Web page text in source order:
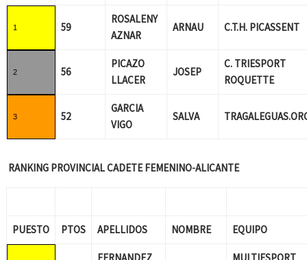
1 59
ROSALENY
AZNAR
ARNAU C.T.H. PICASSENT
2 56
PICAZO
LLACER
JOSEP
C. TRIESPORT
ROQUETTE
3 52
GARCIA
VIGO
SALVA
RANKING PROVINCIAL CADETE FEMENINO-ALICANTE
PUESTO PTOS APELLIDOS NOMBRE EQUIPO